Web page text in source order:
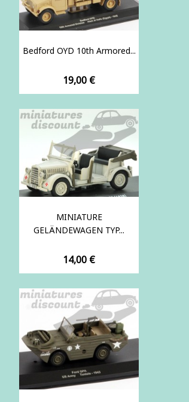
Bedford OYD 10th Armored...
Prix
19,00 €
MINIATURE
GELÄNDEWAGEN TYP...
Prix
14,00 €